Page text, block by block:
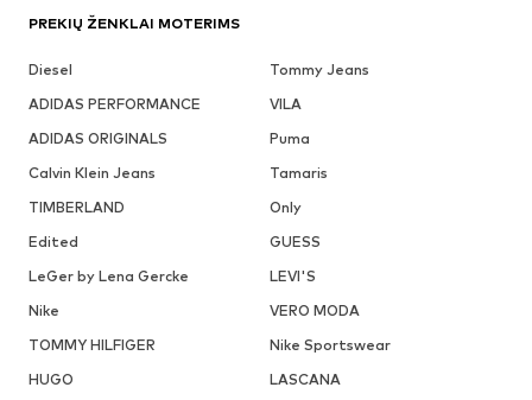
PREKIŲ ŽENKLAI MOTERIMS
Diesel
Tommy Jeans
ADIDAS PERFORMANCE
VILA
ADIDAS ORIGINALS
Puma
Calvin Klein Jeans
Tamaris
TIMBERLAND
Only
Edited
GUESS
LeGer by Lena Gercke
LEVI'S
Nike
VERO MODA
TOMMY HILFIGER
Nike Sportswear
HUGO
LASCANA